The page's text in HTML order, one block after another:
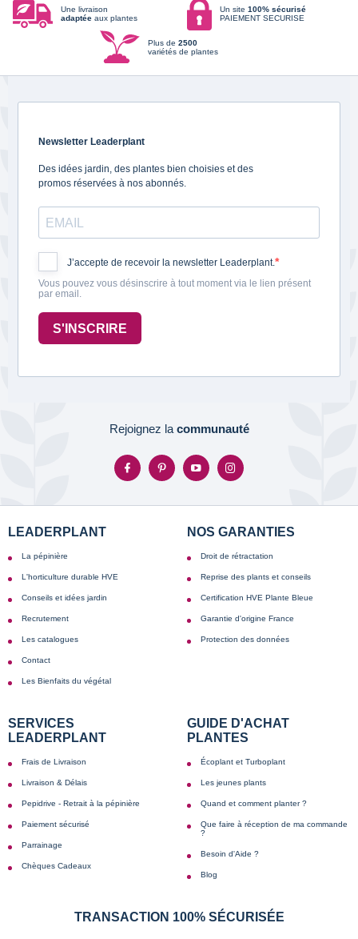
Une livraison
adaptée aux plantes
Un site 100% sécurisé
PAIEMENT SECURISE
Plus de 2500
variétés de plantes
Newsletter Leaderplant
Des idées jardin, des plantes bien choisies et des
promos réservées à nos abonnés.
J’accepte de recevoir la newsletter Leaderplant.
Vous pouvez vous désinscrire à tout moment via le lien présent
par email.
S'INSCRIRE
Rejoignez lacommunauté
LEADERPLANT
La pépinière
L'horticulture durable HVE
Conseils et idées jardin
Recrutement
Les catalogues
Contact
Les Bienfaits du végétal
NOS GARANTIES
Droit de rétractation
Reprise des plants et conseils
Certification HVE Plante Bleue
Garantie d'origine France
Protection des données
SERVICES
LEADERPLANT
Frais de Livraison
Livraison & Délais
Pepidrive - Retrait à la pépinière
Paiement sécurisé
Parrainage
Chèques Cadeaux
GUIDE D'ACHAT
PLANTES
Écoplant et Turboplant
Les jeunes plants
Quand et comment planter ?
Que faire à réception de ma commande
?
Besoin d'Aide ?
Blog
TRANSACTION 100% SÉCURISÉE